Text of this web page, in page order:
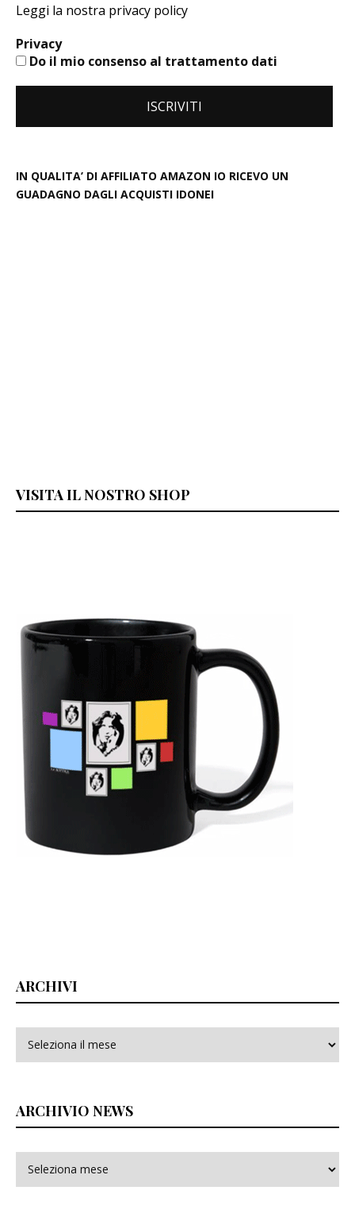
Leggi la nostra privacy policy
Privacy
Do il mio consenso al trattamento dati
IN QUALITA’ DI AFFILIATO AMAZON IO RICEVO UN
GUADAGNO DAGLI ACQUISTI IDONEI
VISITA IL NOSTRO SHOP
ARCHIVI
ARCHIVIO NEWS